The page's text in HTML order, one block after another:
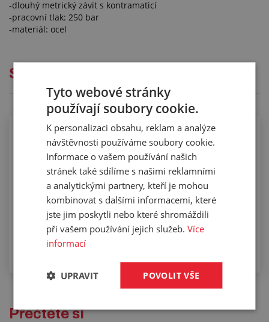
-dlouhý metrický závit s kontramaticí
-pracovní tlak: 250 bar
-materiál: ocel
Služby
Osazování hydraulických hadic
Přečtěte si
Tyto webové stránky
používají soubory cookie.
K personalizaci obsahu, reklam a analýze
návštěvnosti používáme soubory cookie.
Informace o vašem používání našich
stránek také sdílíme s našimi reklamními
a analytickými partnery, kteří je mohou
kombinovat s dalšími informacemi, které
jste jim poskytli nebo které shromáždili
při vašem používání jejich služeb.Více
informací
POVOLIT VŠE
UPRAVIT